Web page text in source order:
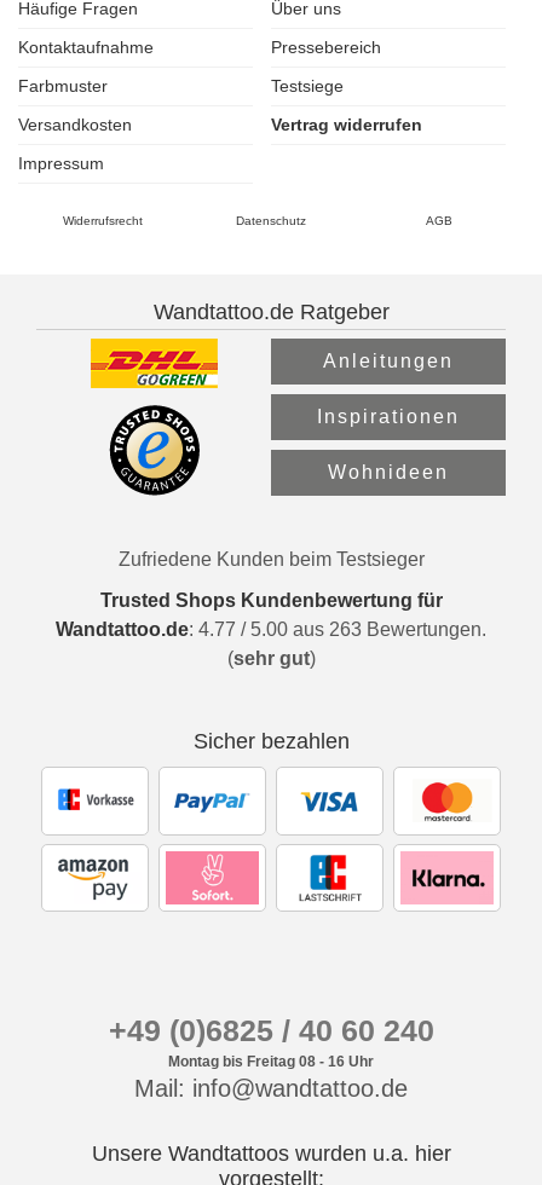
Häufige Fragen
Über uns
Kontaktaufnahme
Pressebereich
Farbmuster
Testsiege
Versandkosten
Vertrag widerrufen
Impressum
Widerrufsrecht Datenschutz AGB
Wandtattoo.de Ratgeber
Anleitungen
Inspirationen
Wohnideen
Zufriedene Kunden beim Testsieger
Trusted Shops Kundenbewertung für
Wandtattoo.de: 4.77 / 5.00 aus 263 Bewertungen.
(sehr gut)
Sicher bezahlen
+49 (0)6825 / 40 60 240
Montag bis Freitag 08 - 16 Uhr
Mail: info@wandtattoo.de
Unsere Wandtattoos wurden u.a. hier
vorgestellt: